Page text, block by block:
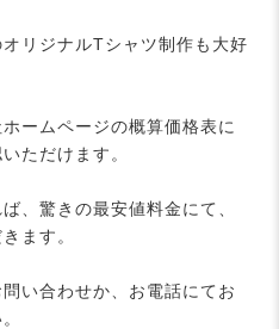
リジナルTシャツ制作も大好
ームページの概算価格表に
ただけます。
、驚きの最安値料金にて、
ます。
い合わせか、お電話にてお